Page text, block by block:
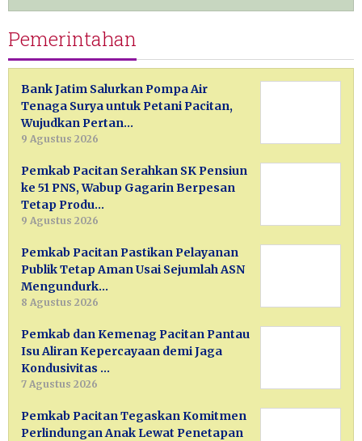
Pemerintahan
Bank Jatim Salurkan Pompa Air
Tenaga Surya untuk Petani Pacitan,
Wujudkan Pertan…
9 Agustus 2026
Pemkab Pacitan Serahkan SK Pensiun
ke 51 PNS, Wabup Gagarin Berpesan
Tetap Produ…
9 Agustus 2026
Pemkab Pacitan Pastikan Pelayanan
Publik Tetap Aman Usai Sejumlah ASN
Mengundurk…
8 Agustus 2026
Pemkab dan Kemenag Pacitan Pantau
Isu Aliran Kepercayaan demi Jaga
Kondusivitas …
7 Agustus 2026
Pemkab Pacitan Tegaskan Komitmen
Perlindungan Anak Lewat Penetapan